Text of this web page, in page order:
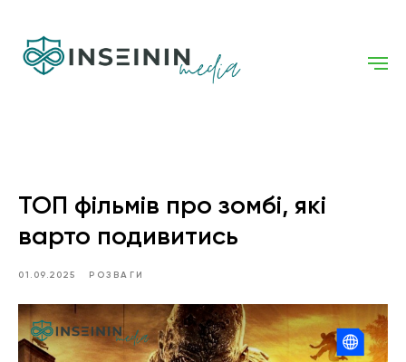
ТОП фільмів про зомбі, які
варто подивитись
01.09.2025 РОЗВАГИ